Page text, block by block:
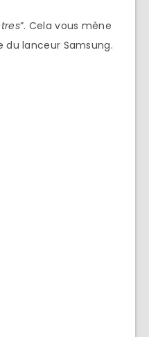
”. Cela vous mène
du lanceur Samsung.